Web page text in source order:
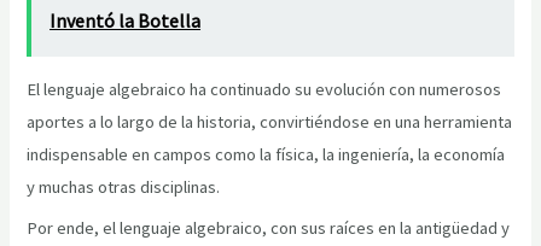
Inventó la Botella
El lenguaje algebraico ha continuado su evolución con numerosos
aportes a lo largo de la historia, convirtiéndose en una herramienta
indispensable en campos como la física, la ingeniería, la economía
y muchas otras disciplinas.
Por ende, el lenguaje algebraico, con sus raíces en la antigüedad y